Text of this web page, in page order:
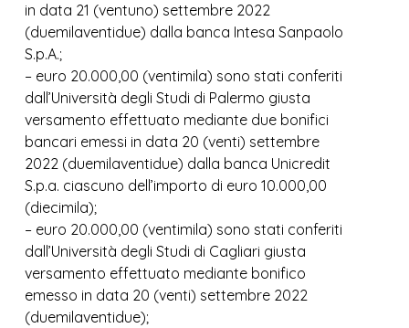
in data 21 (ventuno) settembre 2022
(duemilaventidue) dalla banca Intesa Sanpaolo
S.p.A.;
– euro 20.000,00 (ventimila) sono stati conferiti
dall’Università degli Studi di Palermo giusta
versamento effettuato mediante due bonifici
bancari emessi in data 20 (venti) settembre
2022 (duemilaventidue) dalla banca Unicredit
S.p.a. ciascuno dell’importo di euro 10.000,00
(diecimila);
– euro 20.000,00 (ventimila) sono stati conferiti
dall’Università degli Studi di Cagliari giusta
versamento effettuato mediante bonifico
emesso in data 20 (venti) settembre 2022
(duemilaventidue);